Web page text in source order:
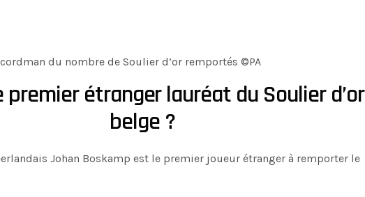
du nombre de Soulier d’or remportés ©PA
premier étranger lauréat du Soulier d’or
belge ?
Johan Boskamp est le premier joueur étranger à remporter le